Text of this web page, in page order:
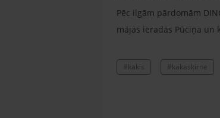
Pēc ilgām pārdomām
mājās ieradās Pūciņa un
#kakis #kakaskirne